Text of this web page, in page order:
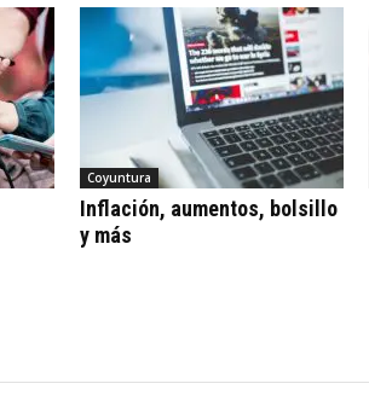
Coyuntura
Inflación, aumentos, bolsillo
y más